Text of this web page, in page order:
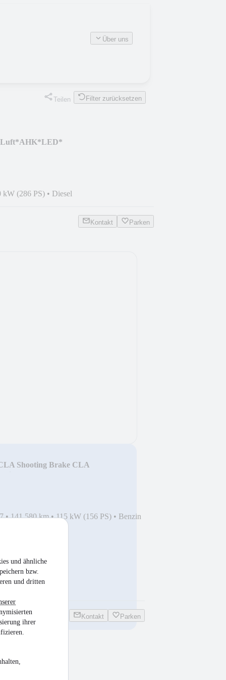
und ähnliche
bzw.
und dritten
ihrer
Über uns
Teilen Filter zurücksetzen
kW (286 PS) • Diesel
Kontakt Parken
Shooting Brake CLA
•141.580 km•115 kW (156 PS) • Benzin
Kontakt Parken